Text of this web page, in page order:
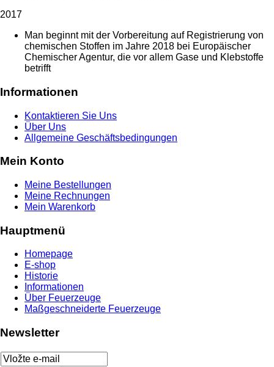
2017
Man beginnt mit der Vorbereitung auf Registrierung von
chemischen Stoffen im Jahre 2018 bei Europäischer
Chemischer Agentur, die vor allem Gase und Klebstoffe
betrifft
Informationen
Kontaktieren Sie Uns
Über Uns
Allgemeine Geschäftsbedingungen
Mein Konto
Meine Bestellungen
Meine Rechnungen
Mein Warenkorb
Hauptmenü
Homepage
E-shop
Historie
Informationen
Über Feuerzeuge
Maßgeschneiderte Feuerzeuge
Newsletter